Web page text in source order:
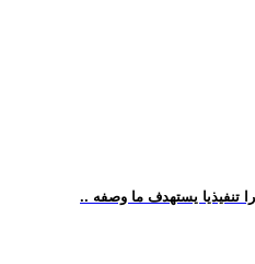
تنفيذيا يستهدف ما وصفه